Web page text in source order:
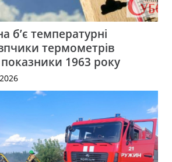
температурні
термометрів
1963 року